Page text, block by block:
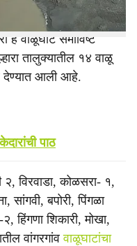
तालुक्यातील निंबी,
हे वाळूघाट समाविष्ट
तालुक्यातील १४ वाळू
देण्यात आली आहे.
पाठ
२, विरवाडा, कोळसरा- १,
सांगवी, बपोरी, पिंगळा
हिंगणा शिकारी, मोखा,
वांगरगांववाळूघाटांचा